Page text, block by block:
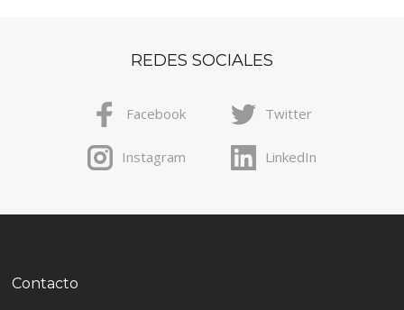
REDES SOCIALES
Facebook Twitter
Instagram LinkedIn
Contacto